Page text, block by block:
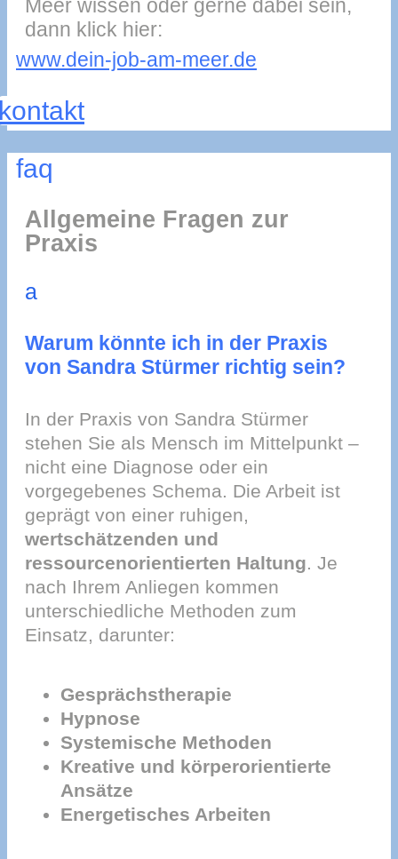
Meer wissen oder gerne dabei sein,
dann klick hier:
www.dein-job-am-meer.de
faq
Allgemeine Fragen zur
Praxis
a
Warum könnte ich in der Praxis
von Sandra Stürmer richtig sein?
In der Praxis von Sandra Stürmer
stehen Sie als Mensch im Mittelpunkt –
nicht eine Diagnose oder ein
vorgegebenes Schema. Die Arbeit ist
geprägt von einer ruhigen,
wertschätzenden und
ressourcenorientierten Haltung. Je
nach Ihrem Anliegen kommen
unterschiedliche Methoden zum
Einsatz, darunter:
Gesprächstherapie
Hypnose
Systemische Methoden
Kreative und körperorientierte
Ansätze
Energetisches Arbeiten